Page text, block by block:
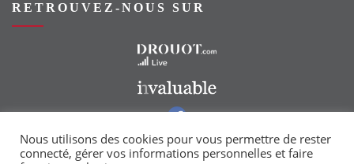
RETROUVEZ-NOUS SUR
Vers notre groupe Facebook
Nous utilisons des cookies pour vous permettre de rester
connecté, gérer vos informations personnelles et faire